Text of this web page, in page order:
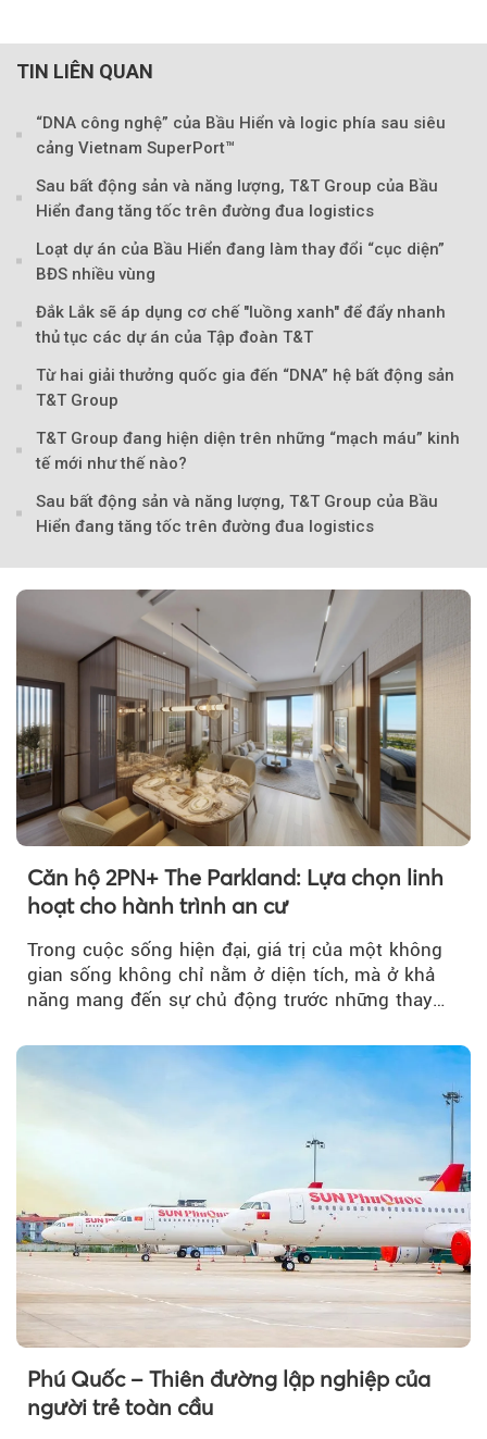
Theo Sở hữu trí
TIN LIÊN QUAN
“DNA công nghệ” của Bầu Hiển và logic phía sau siêu
cảng Vietnam SuperPort™
Sau bất động sản và năng lượng, T&T Group của Bầu
Hiển đang tăng tốc trên đường đua logistics
Loạt dự án của Bầu Hiển đang làm thay đổi “cục diện”
BĐS nhiều vùng
Đắk Lắk sẽ áp dụng cơ chế "luồng xanh" để đẩy nhanh
thủ tục các dự án của Tập đoàn T&T
Từ hai giải thưởng quốc gia đến “DNA” hệ bất động sản
T&T Group
T&T Group đang hiện diện trên những “mạch máu” kinh
tế mới như thế nào?
Sau bất động sản và năng lượng, T&T Group của Bầu
Hiển đang tăng tốc trên đường đua logistics
Căn hộ 2PN+ The Parkland: Lựa chọn linh
hoạt cho hành trình an cư
Trong cuộc sống hiện đại, giá trị của một không
gian sống không chỉ nằm ở diện tích, mà ở khả
năng mang đến sự chủ động trước những thay
Phú Quốc – Thiên đường lập nghiệp của
người trẻ toàn cầu